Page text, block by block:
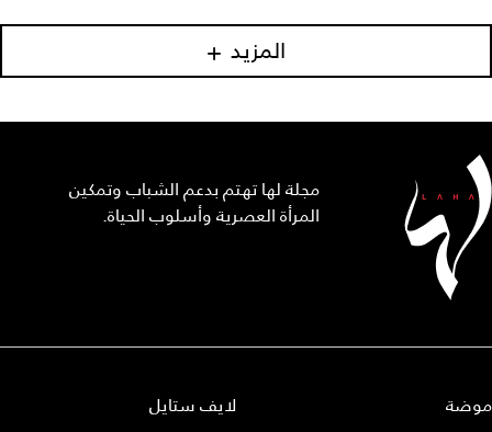
المزيد
مجلة لها تهتم بدعم الشباب وتمكين
المرأة العصرية وأسلوب الحياة.
موضة
لايف ستايل